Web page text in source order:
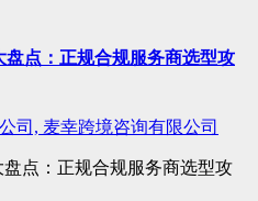
点：正规合规服务商选型攻
司, 麦幸跨境咨询有限公司
点：正规合规服务商选型攻